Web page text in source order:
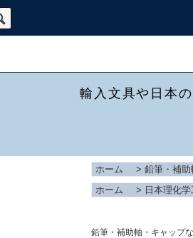
輸入文具や日本
ホーム > 鉛筆・補
ホーム
> 日本理化学
鉛筆・補助軸・キャップ